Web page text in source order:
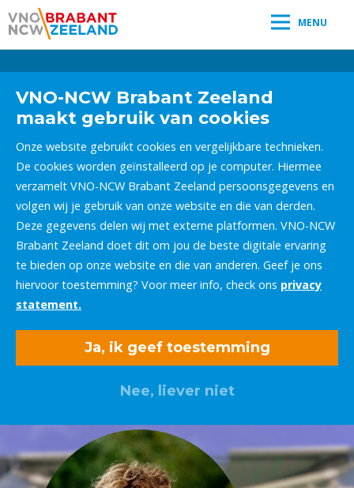
MENU
VNO-NCW Brabant Zeeland
maakt gebruik van cookies
Onze website gebruikt cookies en vergelijkbare technieken.
De cookies worden geïnstalleerd op je computer. Hiermee
verzamelt VNO-NCW Brabant Zeeland persoonsgegevens en
volgen wij je gebruik van onze website en die van derden.
Deze gegevens delen wij met externe platformen. VNO-NCW
Brabant Zeeland doet dit om jou de beste digitale ervaring
te bieden op onze website en die van anderen. Geef je ons
hiervoor toestemming? Voor meer info, check ons privacy
statement.
Ja, ik geef toestemming
Nee, liever niet